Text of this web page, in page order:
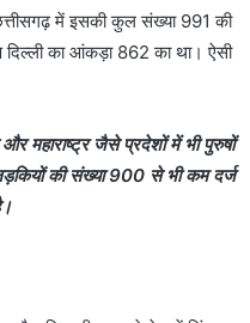
में इसकी कुल संख्या 991 की
दिल्ली का आंकड़ा 862 का था। ऐसी
महाराष्ट्र जैसे प्रदेशों में भी पुरुषों
की संख्या 900 से भी कम दर्ज